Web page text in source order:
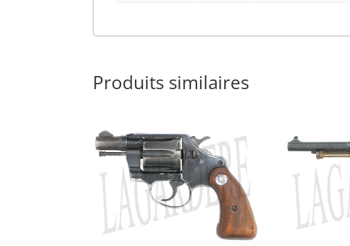
Produits similaires